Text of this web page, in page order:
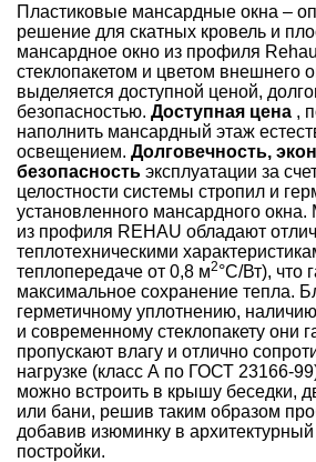
Пластиковые мансардные окна –
решение для скатных кровель и
мансардное окно из профиля
стеклопакетом и цветом внешнего
выделяется доступной ценой,
безопасностью. Доступная цена ,
наполнить мансардный этаж
освещением. Долговечность,
безопасность эксплуатации за
целостности системы стропил и
установленного мансардного
из профиля REHAU обладают
теплотехническими
теплопередаче от 0,8 м2°С/Вт), что
максимальное сохранение тепла.
герметичному уплотнению,
и современному стеклопакету они
пропускают влагу и отлично
нагрузке (класс А по ГОСТ 23166-
можно встроить в крышу беседки,
или бани, решив таким образом
добавив изюминку в
постройки.